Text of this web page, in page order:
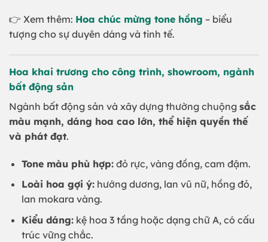
👉 Xem thêm: Hoa chúc mừng tone hồng – biểu
tượng cho sự duyên dáng và tinh tế.
Hoa khai trương cho công trình, showroom, ngành
bất động sản
Ngành bất động sản và xây dựng thường chuộng sắc
màu mạnh, dáng hoa cao lớn, thể hiện quyền thế
và phát đạt.
Tone màu phù hợp:đỏ rực, vàng đồng, cam đậm.
Loài hoa gợi ý:hướng dương, lan vũ nữ, hồng đỏ,
lan mokara vàng.
Kiểu dáng:kệ hoa 3 tầng hoặc dạng chữ A, có cấu
trúc vững chắc.